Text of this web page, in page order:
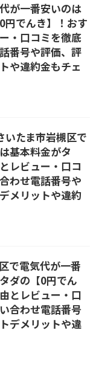
が一番安いのは
円でんき】！おす
・口コミを徹底
番号や評価、評
や違約金もチェ
いたま市岩槻区で
基本料金がタ
レビュー・口コ
わせ電話番号や
メリットや違約
で電気代が一番
ダの【0円でん
とレビュー・口
合わせ電話番号
デメリットや違